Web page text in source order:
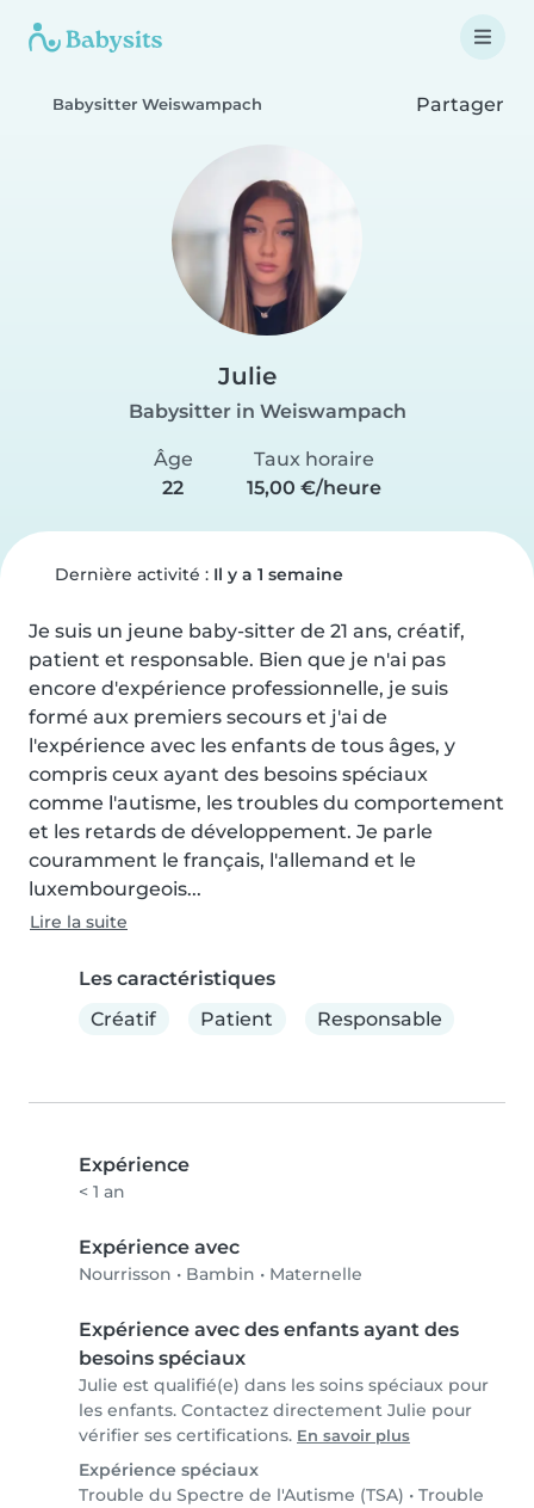
Babysitter Weiswampach Partager
Julie
Babysitter in Weiswampach
Âge
22
Taux horaire
15,00 €/heure
Dernière activité : Il y a 1 semaine
Je suis un jeune baby-sitter de 21 ans, créatif,
patient et responsable. Bien que je n'ai pas
encore d'expérience professionnelle, je suis
formé aux premiers secours et j'ai de
l'expérience avec les enfants de tous âges, y
compris ceux ayant des besoins spéciaux
comme l'autisme, les troubles du comportement
et les retards de développement. Je parle
couramment le français, l'allemand et le
luxembourgeois...
Lire la suite
Les caractéristiques
Créatif
Patient Responsable
Expérience
< 1 an
Expérience avec
Nourrisson • Bambin • Maternelle
Expérience avec des enfants ayant des
besoins spéciaux
Julie est qualifié(e) dans les soins spéciaux pour
les enfants. Contactez directement Julie pour
vérifier ses certifications. En savoir plus
Expérience spéciaux
Trouble du Spectre de l'Autisme (TSA) • Trouble